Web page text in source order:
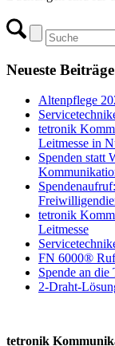
Neueste Beiträge
Altenpflege
tetronik
Leitmesse in
Spenden statt
tetronik
Leitmesse
FN 6000®
Spende an
2-Draht-
tetronik